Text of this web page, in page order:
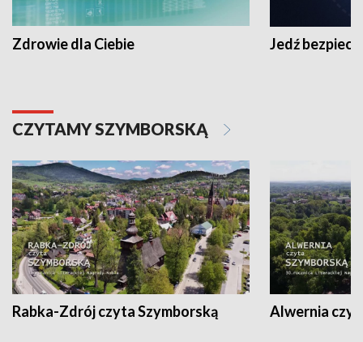
Zdrowie dla Ciebie Jedź
CZYTAMY SZYMBORSKĄ
Rabka-Zdrój czyta Szymborską Alwernia